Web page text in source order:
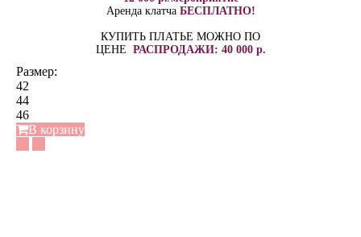
Аренда клатча БЕСПЛАТНО!
КУПИТЬ ПЛАТЬЕ МОЖНО ПО
ЦЕНЕ РАСПРОДАЖИ: 40 000 р.
Размер:
42
44
46
В корзину